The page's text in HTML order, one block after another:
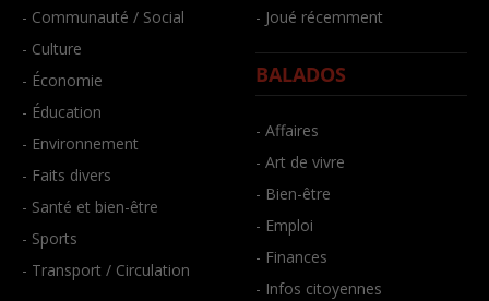
- Communauté / Social
- Culture
- Économie
- Éducation
- Environnement
- Faits divers
- Santé et bien-être
- Sports
- Transport / Circulation
- Joué récemment
BALADOS
- Affaires
- Art de vivre
- Bien-être
- Emploi
- Finances
- Infos citoyennes